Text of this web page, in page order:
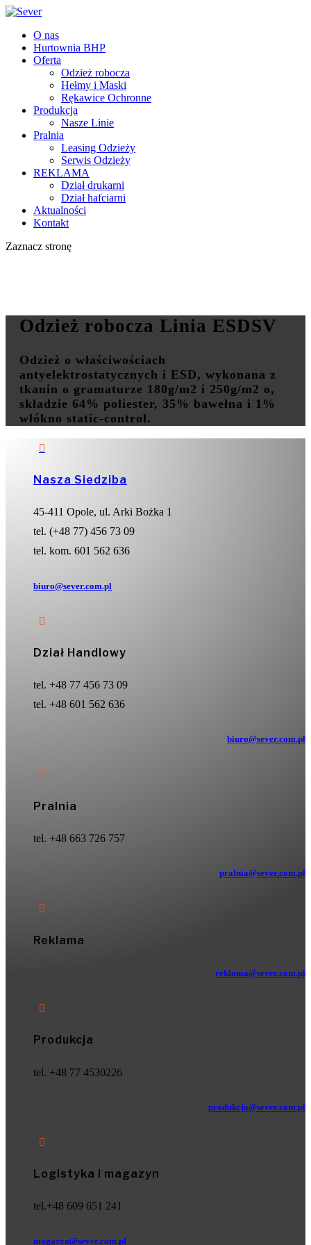
O nas
Hurtownia BHP
Oferta
Odzież robocza
Hełmy i Maski
Rękawice Ochronne
Produkcja
Nasze Linie
Pralnia
Leasing Odzieży
Serwis Odzieży
REKLAMA
Dział drukarni
Dział hafciarni
Aktualności
Kontakt
Zaznacz stronę
Odzież robocza Linia ESDSV
Odzież o właściwościach
antyelektrostatycznych i ESD, wykonana z
tkanin o gramaturze 180g/m2 i 250g/m2 o,
składzie 64% poliester, 35% bawełna i 1%
włókno static-control.

Nasza Siedziba
45-411 Opole, ul. Arki Bożka 1
tel. (+48 77) 456 73 09
tel. kom. 601 562 636
biuro@sever.com.pl

Dział Handlowy
tel. +48 77 456 73 09
tel. +48 601 562 636
biuro@sever.com.pl

Pralnia
tel. +48 663 726 757
pralnia@sever.com.pl

Reklama
reklama@sever.com.pl

Produkcja
tel. +48 77 4530226
produkcja@sever.com.pl

Logistyka i magazyn
tel.+48 609 651 241
magazyn@sever.com.pl